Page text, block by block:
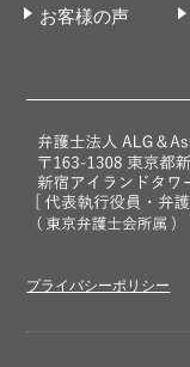
お客様の声
プライバシーポリシー